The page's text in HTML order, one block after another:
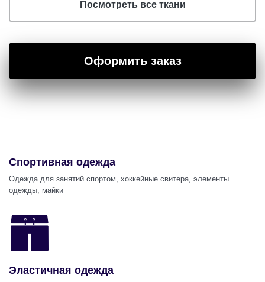
Посмотреть все ткани
Оформить заказ
Спортивная одежда
Одежда для занятий спортом, хоккейные свитера, элементы
одежды, майки
Эластичная одежда